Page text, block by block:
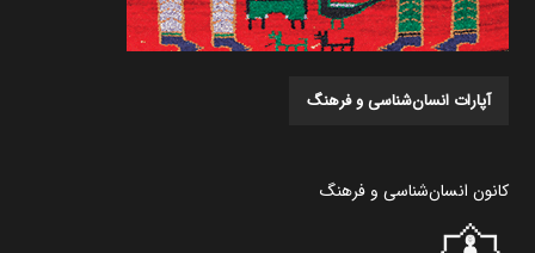
آپارات انسان‌شناسی و فرهنگ
کانون انسان‌شناسی و فرهنگ